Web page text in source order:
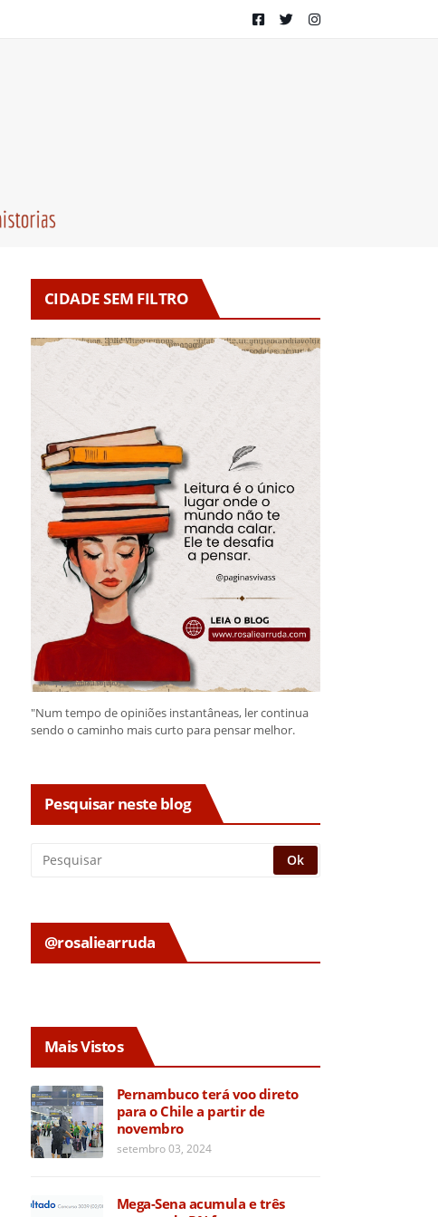
CIDADE SEM FILTRO
"Num tempo de opiniões instantâneas, ler continua
sendo o caminho mais curto para pensar melhor.
Pesquisar neste blog
@rosaliearruda
Mais Vistos
Pernambuco terá voo direto
para o Chile a partir de
novembro
setembro 03, 2024
Mega-Sena acumula e três